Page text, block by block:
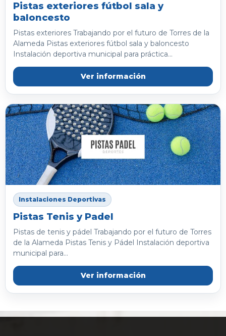
Pistas exteriores fútbol sala y
baloncesto
Pistas exteriores Trabajando por el futuro de Torres de la
Alameda Pistas exteriores fútbol sala y baloncesto
Instalación deportiva municipal para práctica...
Ver información
Instalaciones Deportivas
Pistas Tenis y Padel
Pistas de tenis y pádel Trabajando por el futuro de Torres
de la Alameda Pistas Tenis y Pádel Instalación deportiva
municipal para...
Ver información